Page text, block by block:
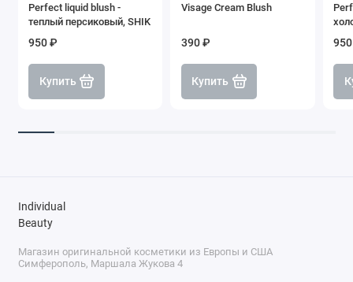
Perfect liquid blush -
теплый персиковый, SHIK
950 ₽
Купить
Visage Cream Blush
390 ₽
Купить
Individual
Beauty
Магазин оригинальной косметики из Европы и США
Симферополь, Маршала Жукова 4